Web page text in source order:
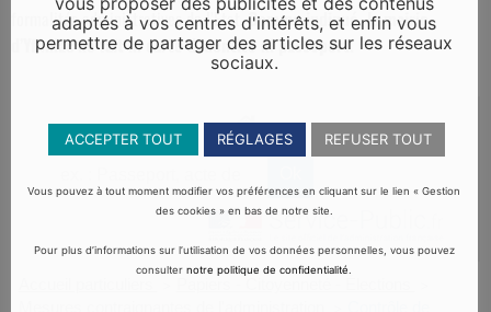
formalités administratives de l’Etat.Comme indiqué, la mairie
d’Yffiniac ne fait ni carte d’identité ni passeport.
adaptés à vos centres d'intérêts, et enfin vous
permettre de partager des articles sur les réseaux
sociaux.
ACCEPTER TOUT RÉGLAGES REFUSER TOUT
Vous pouvez à tout moment modifier vos préférences en cliquant sur le lien « Gestion
des cookies » en bas de notre site.
Pour plus d’informations sur l’utilisation de vos données personnelles, vous pouvez
consulternotre politique de confidentialité